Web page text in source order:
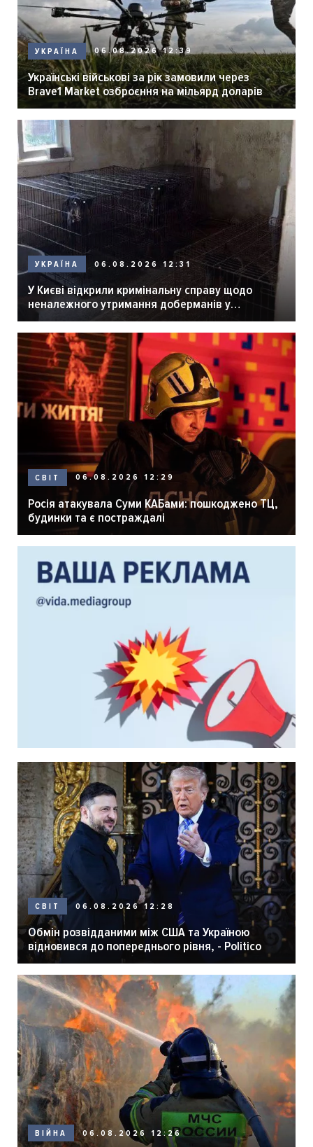
УКРАЇНА 06.08.2026 12:39
Українські військові за рік замовили через
Brave1 Market озброєння на мільярд доларів
УКРАЇНА 06.08.2026 12:31
У Києві відкрили кримінальну справу щодо
неналежного утримання доберманів у
розпліднику
СВІТ 06.08.2026 12:29
Росія атакувала Суми КАБами: пошкоджено ТЦ,
будинки та є постраждалі
СВІТ 06.08.2026 12:28
Обмін розвідданими між США та Україною
відновився до попереднього рівня, - Politico
ВІЙНА 06.08.2026 12:26